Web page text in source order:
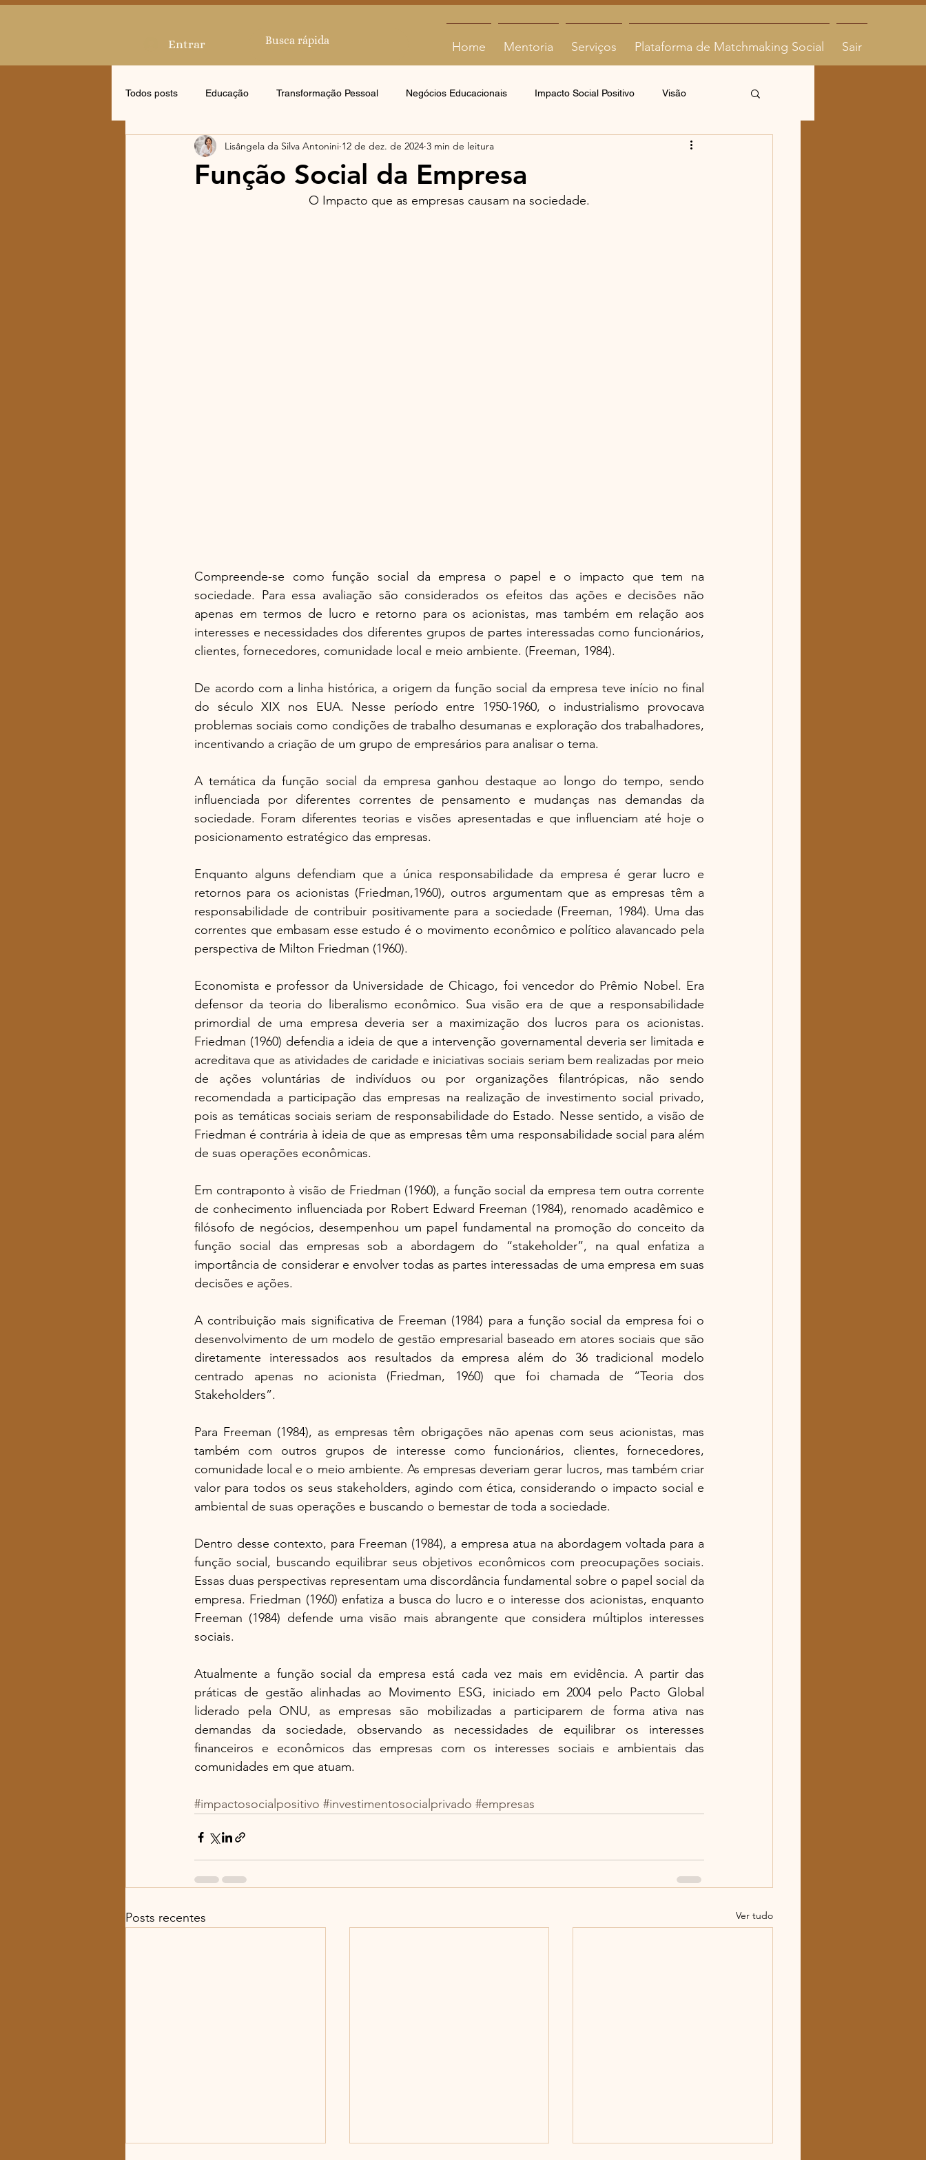
Entrar Home Mentoria Serviços Plataforma de Matchmaking Social Sair
Todos posts Educação Transformação Pessoal Negócios Educacionais Impacto Social Positivo Visão
Mentorias
Função Social da Empresa
Lisângela da Silva Antonini 12 de dez. de 2024 3 min de leitura
O Impacto que as empresas causam na sociedade.
Compreende-se como função social da empresa o papel e o impacto que tem na
sociedade. Para essa avaliação são considerados os efeitos das ações e decisões não
apenas em termos de lucro e retorno para os acionistas, mas também em relação aos
interesses e necessidades dos diferentes grupos de partes interessadas como funcionários,
clientes, fornecedores, comunidade local e meio ambiente. (Freeman, 1984).
De acordo com a linha histórica, a origem da função social da empresa teve início no final
do século XIX nos EUA. Nesse período entre 1950-1960, o industrialismo provocava
problemas sociais como condições de trabalho desumanas e exploração dos trabalhadores,
incentivando a criação de um grupo de empresários para analisar o tema.
A temática da função social da empresa ganhou destaque ao longo do tempo, sendo
influenciada por diferentes correntes de pensamento e mudanças nas demandas da
sociedade. Foram diferentes teorias e visões apresentadas e que influenciam até hoje o
posicionamento estratégico das empresas.
Enquanto alguns defendiam que a única responsabilidade da empresa é gerar lucro e
retornos para os acionistas (Friedman,1960), outros argumentam que as empresas têm a
responsabilidade de contribuir positivamente para a sociedade (Freeman, 1984). Uma das
correntes que embasam esse estudo é o movimento econômico e político alavancado pela
perspectiva de Milton Friedman (1960).
Economista e professor da Universidade de Chicago, foi vencedor do Prêmio Nobel. Era
defensor da teoria do liberalismo econômico. Sua visão era de que a responsabilidade
primordial de uma empresa deveria ser a maximização dos lucros para os acionistas.
Friedman (1960) defendia a ideia de que a intervenção governamental deveria ser limitada e
acreditava que as atividades de caridade e iniciativas sociais seriam bem realizadas por meio
de ações voluntárias de indivíduos ou por organizações filantrópicas, não sendo
recomendada a participação das empresas na realização de investimento social privado,
pois as temáticas sociais seriam de responsabilidade do Estado. Nesse sentido, a visão de
Friedman é contrária à ideia de que as empresas têm uma responsabilidade social para além
de suas operações econômicas.
Em contraponto à visão de Friedman (1960), a função social da empresa tem outra corrente
de conhecimento influenciada por Robert Edward Freeman (1984), renomado acadêmico e
filósofo de negócios, desempenhou um papel fundamental na promoção do conceito da
função social das empresas sob a abordagem do “stakeholder”, na qual enfatiza a
importância de considerar e envolver todas as partes interessadas de uma empresa em suas
decisões e ações.
A contribuição mais significativa de Freeman (1984) para a função social da empresa foi o
desenvolvimento de um modelo de gestão empresarial baseado em atores sociais que são
diretamente interessados aos resultados da empresa além do 36 tradicional modelo
centrado apenas no acionista (Friedman, 1960) que foi chamada de “Teoria dos
Stakeholders”.
Para Freeman (1984), as empresas têm obrigações não apenas com seus acionistas, mas
também com outros grupos de interesse como funcionários, clientes, fornecedores,
comunidade local e o meio ambiente. As empresas deveriam gerar lucros, mas também criar
valor para todos os seus stakeholders, agindo com ética, considerando o impacto social e
ambiental de suas operações e buscando o bemestar de toda a sociedade.
Dentro desse contexto, para Freeman (1984), a empresa atua na abordagem voltada para a
função social, buscando equilibrar seus objetivos econômicos com preocupações sociais.
Essas duas perspectivas representam uma discordância fundamental sobre o papel social da
empresa. Friedman (1960) enfatiza a busca do lucro e o interesse dos acionistas, enquanto
Freeman (1984) defende uma visão mais abrangente que considera múltiplos interesses
sociais.
Atualmente a função social da empresa está cada vez mais em evidência. A partir das
práticas de gestão alinhadas ao Movimento ESG, iniciado em 2004 pelo Pacto Global
liderado pela ONU, as empresas são mobilizadas a participarem de forma ativa nas
demandas da sociedade, observando as necessidades de equilibrar os interesses
financeiros e econômicos das empresas com os interesses sociais e ambientais das
comunidades em que atuam.
#impactosocialpositivo #investimentosocialprivado #empresas
Posts recentes Ver tudo